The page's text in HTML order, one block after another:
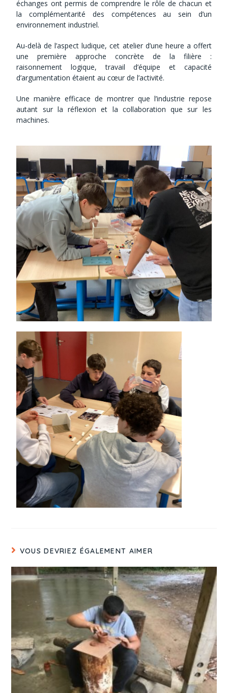
échanges ont permis de comprendre le rôle de chacun et
la complémentarité des compétences au sein d’un
environnement industriel.
Au-delà de l’aspect ludique, cet atelier d’une heure a offert
une première approche concrète de la filière :
raisonnement logique, travail d’équipe et capacité
d’argumentation étaient au cœur de l’activité.
Une manière efficace de montrer que l’industrie repose
autant sur la réflexion et la collaboration que sur les
machines.
VOUS DEVRIEZ ÉGALEMENT AIMER